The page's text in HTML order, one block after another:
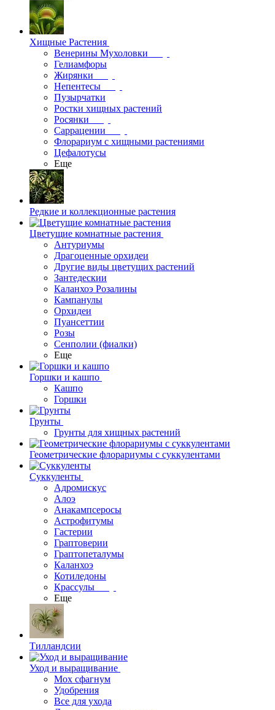
Хищные Растения
Венерины Мухоловки
Гелиамфоры
Жирянки
Непентесы
Пузырчатки
Ростки хищных растений
Росянки
Саррацении
Флорариум с хищными растениями
Цефалотусы
Еще
Редкие и коллекционные растения
Цветущие комнатные растения
Антуриумы
Драгоценные орхидеи
Другие виды цветущих растений
Зантедескии
Каланхоэ Розалины
Кампанулы
Орхидеи
Пуансеттии
Розы
Сенполии (фиалки)
Еще
Горшки и кашпо
Кашпо
Горшки
Грунты
Грунты для хищных растений
Геометрические флорариумы с суккулентами
Суккуленты
Адромискус
Алоэ
Анакампсеросы
Астрофитумы
Гастерии
Граптоверии
Граптопеталумы
Каланхоэ
Котиледоны
Крассулы
Еще
Тилландсии
Уход и выращивание
Мох сфагнум
Удобрения
Все для ухода